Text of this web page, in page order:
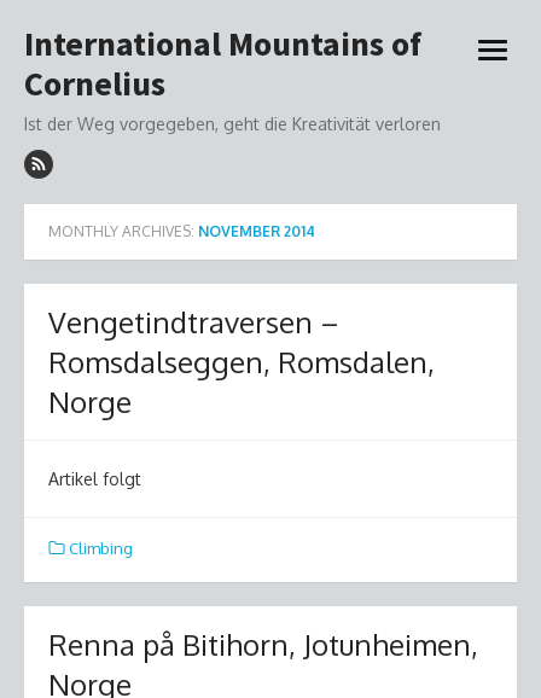
to
content
International Mountains of
Cornelius
Ist der Weg vorgegeben, geht die Kreativität verloren
open
MONTHLY ARCHIVES: NOVEMBER 2014
Vengetindtraversen –
Romsdalseggen, Romsdalen,
Norge
Artikel folgt
Climbing
Renna på Bitihorn, Jotunheimen,
Norge